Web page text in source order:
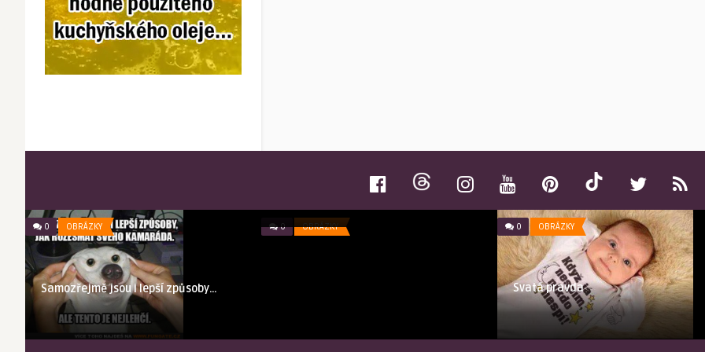
0 OBRÁZKY
Samozřejmě jsou i lepší způsoby…
0 OBRÁZKY
Představuji ti tvůj nový kartáček na
0 OBRÁZKY
Svatá pravda